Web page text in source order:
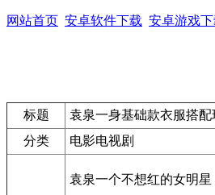
网站首页 安卓软件下载 安卓游戏下
标题
袁泉一身基础款衣服搭
分类
电影电视剧
袁泉一个不想红的女明